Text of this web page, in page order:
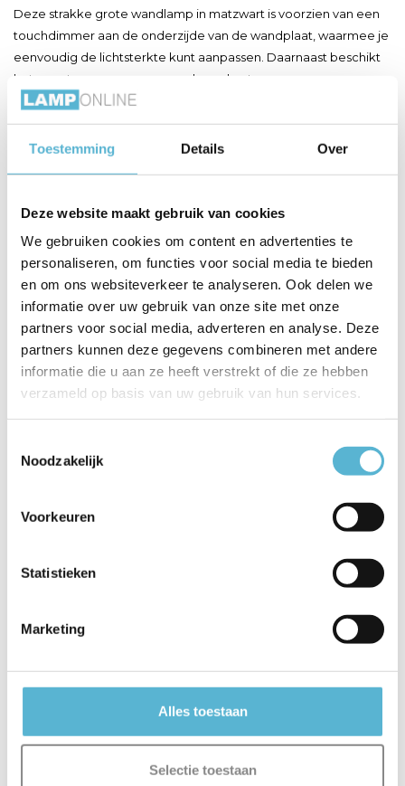
Toestemming Details Over
Deze website maakt gebruik van cookies
We gebruiken cookies om content en advertenties te
personaliseren, om functies voor social media te bieden
en om ons websiteverkeer te analyseren. Ook delen we
informatie over uw gebruik van onze site met onze
partners voor social media, adverteren en analyse. Deze
partners kunnen deze gegevens combineren met andere
informatie die u aan ze heeft verstrekt of die ze hebben
verzameld op basis van uw gebruik van hun services.
Noodzakelijk
Voorkeuren
Statistieken
Marketing
Alles toestaan
Selectie toestaan
Deze strakke grote wandlamp in matzwart is voorzien van een
touchdimmer aan de onderzijde van de wandplaat, waarmee je
eenvoudig de lichtsterkte kunt aanpassen. Daarnaast beschikt
het armatuur over een voorgeboord gat aa...
Toon meer
Artikelnummer W7553Z
EAN 8720143026898
Leverancier Freelight
Toon meer
Vergelijk Delen
Gerelateerde artikelen:
verlichting...
€149,00
Reviews
Based on 0 reviews